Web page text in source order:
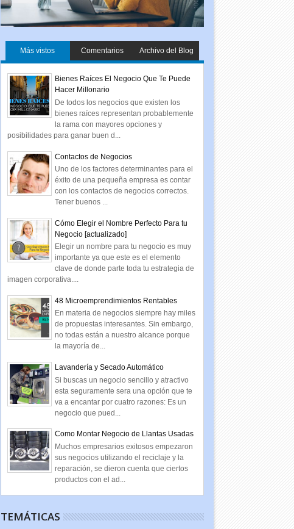
Más vistos Comentarios Archivo del Blog
Bienes Raíces El Negocio Que Te Puede
Hacer Millonario
De todos los negocios que existen los
bienes raíces representan probablemente
la rama con mayores opciones y
posibilidades para ganar buen d...
Contactos de Negocios
Uno de los factores determinantes para el
éxito de una pequeña empresa es contar
con los contactos de negocios correctos.
Tener buenos ...
Cómo Elegir el Nombre Perfecto Para tu
Negocio [actualizado]
Elegir un nombre para tu negocio es muy
importante ya que este es el elemento
clave de donde parte toda tu estrategia de
imagen corporativa....
48 Microemprendimientos Rentables
En materia de negocios siempre hay miles
de propuestas interesantes. Sin embargo,
no todas están a nuestro alcance porque
la mayoría de...
Lavandería y Secado Automático
Si buscas un negocio sencillo y atractivo
esta seguramente sera una opción que te
va a encantar por cuatro razones: Es un
negocio que pued...
Como Montar Negocio de Llantas Usadas
Muchos empresarios exitosos empezaron
sus negocios utilizando el reciclaje y la
reparación, se dieron cuenta que ciertos
productos con el ad...
TEMÁTICAS